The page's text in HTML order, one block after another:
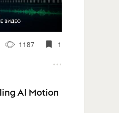
1187 1
AI Motion